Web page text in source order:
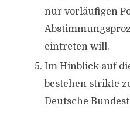
nur vorläufigen
eintreten will.
Im Hinblick auf
bestehen strikte
Deutsche